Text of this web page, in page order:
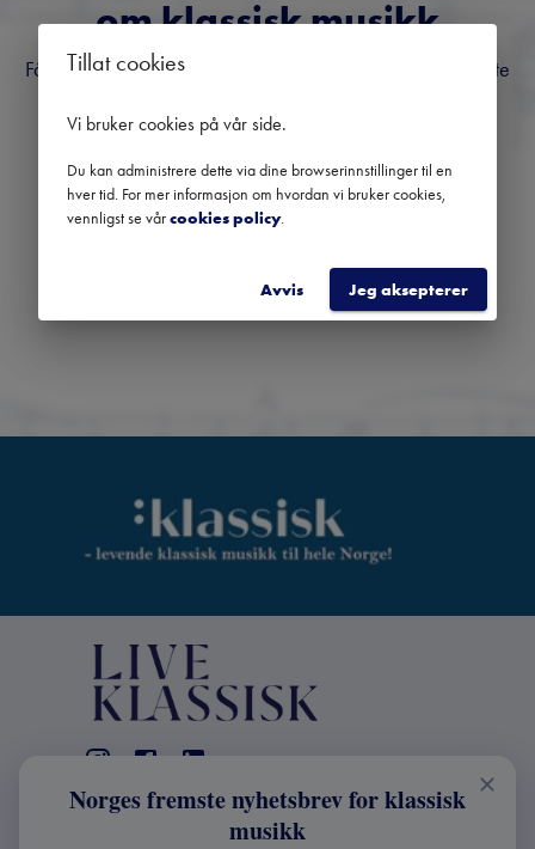
om klassisk musikk
Få oversikt over kommende konserter, festivaler og utvalgte
KONTAKT
Norges fremste nyhetsbrev for klassisk
musikk
Tillat cookies
Vi bruker cookies på vår side.
Du kan administrere dette via dine browserinnstillinger til en
hver tid. For mer informasjon om hvordan vi bruker cookies,
vennligst se vårcookies policy.
Avvis Jeg aksepterer